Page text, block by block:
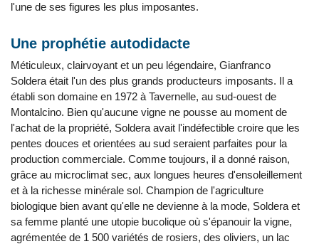
l'une de ses figures les plus imposantes.
Une prophétie autodidacte
Méticuleux, clairvoyant et un peu légendaire, Gianfranco
Soldera était l'un des plus grands producteurs imposants. Il a
établi son domaine en 1972 à Tavernelle, au sud-ouest de
Montalcino. Bien qu'aucune vigne ne pousse au moment de
l'achat de la propriété, Soldera avait l'indéfectible croire que les
pentes douces et orientées au sud seraient parfaites pour la
production commerciale. Comme toujours, il a donné raison,
grâce au microclimat sec, aux longues heures d'ensoleillement
et à la richesse minérale sol. Champion de l'agriculture
biologique bien avant qu'elle ne devienne à la mode, Soldera et
sa femme planté une utopie bucolique où s'épanouir la vigne,
agrémentée de 1 500 variétés de rosiers, des oliviers, un lac